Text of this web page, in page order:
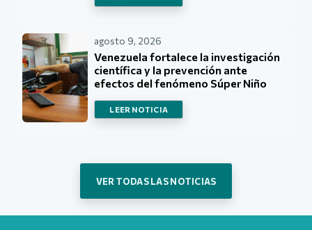
agosto 9, 2026
Venezuela fortalece la investigación
científica y la prevención ante
efectos del fenómeno Súper Niño
LEER NOTICIA
VER TODAS LAS NOTICIAS